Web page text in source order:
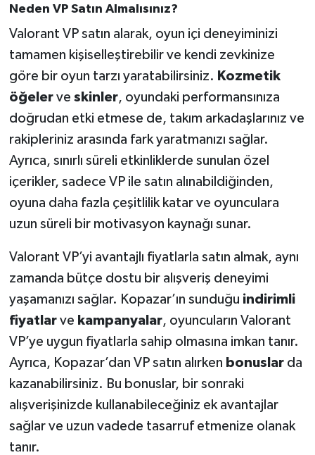
Neden VP Satın Almalısınız?
Valorant VP satın alarak, oyun içi deneyiminizi
tamamen kişiselleştirebilir ve kendi zevkinize
göre bir oyun tarzı yaratabilirsiniz. Kozmetik
öğelerve skinler, oyundaki performansınıza
doğrudan etki etmese de, takım arkadaşlarınız ve
rakipleriniz arasında fark yaratmanızı sağlar.
Ayrıca, sınırlı süreli etkinliklerde sunulan özel
içerikler, sadece VP ile satın alınabildiğinden,
oyuna daha fazla çeşitlilik katar ve oyunculara
uzun süreli bir motivasyon kaynağı sunar.
Valorant VP’yi avantajlı fiyatlarla satın almak, aynı
zamanda bütçe dostu bir alışveriş deneyimi
yaşamanızı sağlar. Kopazar’ın sunduğu indirimli
fiyatlarve kampanyalar, oyuncuların Valorant
VP’ye uygun fiyatlarla sahip olmasına imkan tanır.
Ayrıca, Kopazar’dan VP satın alırken bonuslarda
kazanabilirsiniz. Bu bonuslar, bir sonraki
alışverişinizde kullanabileceğiniz ek avantajlar
sağlar ve uzun vadede tasarruf etmenize olanak
tanır.